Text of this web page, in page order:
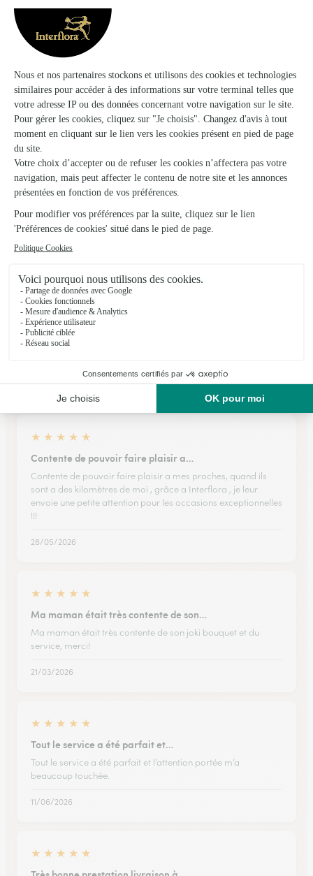
★4.8 (48)
46 rue Sully
Voir la boutique
Atelier Floral
Saint Satur
Route de la Cresle - Route de Sury en Vaux
Voir la boutique
Champvoux
★ ★ ★ ★ ★
Contente de pouvoir faire plaisir a…
Contente de pouvoir faire plaisir a mes proches, quand ils
sont a des kilomètres de moi , grâce a Interflora , je leur
envoie une petite attention pour les occasions exceptionnelles
!!!
28/05/2026
★ ★ ★ ★ ★
Ma maman était très contente de son…
Ma maman était très contente de son joki bouquet et du
service, merci!
21/03/2026
★ ★ ★ ★ ★
Tout le service a été parfait et…
Tout le service a été parfait et l’attention portée m’a
beaucoup touchée.
11/06/2026
★ ★ ★ ★ ★